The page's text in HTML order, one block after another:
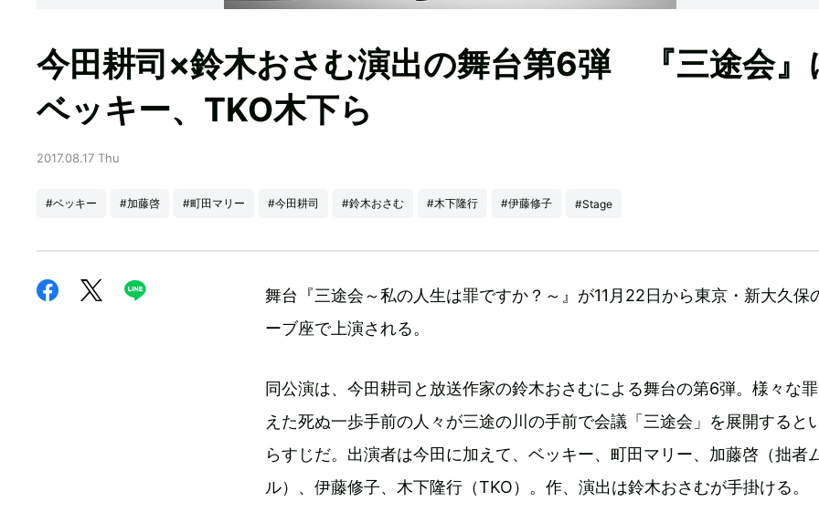
今田耕司×鈴木おさむ演出の舞台第6弾 『三途会』
ベッキー、TKO木下ら
2017.08.17 Thu
#ベッキー #加藤啓 #町田マリー #今田耕司 #鈴木おさむ #木下隆行 #伊藤修子 #Stage
舞台『三途会～私の人生は罪ですか？～』が11月22日から東京・新大久保
ーブ座で上演される。
同公演は、今田耕司と放送作家の鈴木おさむによる舞台の第6弾。様々な
えた死ぬ一歩手前の人々が三途の川の手前で会議「三途会」を展開すると
らすじだ。出演者は今田に加えて、ベッキー、町田マリー、加藤啓（拙者
ル）、伊藤修子、木下隆行（TKO）。作、演出は鈴木おさむが手掛ける。